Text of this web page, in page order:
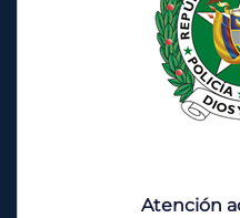
Atención